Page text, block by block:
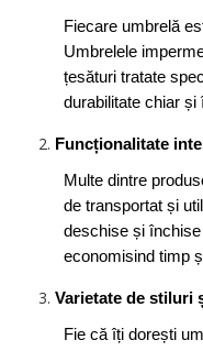
Fiecare umbrelă
Umbrelele
țesături tratate
durabilitate chiar și
Funcționalitate
Multe dintre
de transportat și
deschise și
economisind timp
Varietate de stiluri
Fie că îți dorești